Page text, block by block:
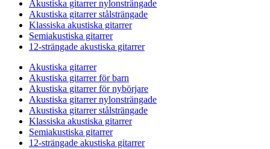
Akustiska gitarrer nylonsträngade
Akustiska gitarrer stålsträngade
Klassiska akustiska gitarrer
Semiakustiska gitarrer
12-strängade akustiska gitarrer
Akustiska gitarrer
Akustiska gitarrer för barn
Akustiska gitarrer för nybörjare
Akustiska gitarrer nylonsträngade
Akustiska gitarrer stålsträngade
Klassiska akustiska gitarrer
Semiakustiska gitarrer
12-strängade akustiska gitarrer